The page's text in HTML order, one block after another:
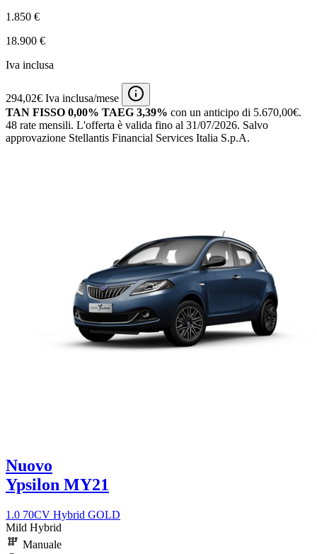
1.850 €
18.900 €
Iva inclusa
294,02€ Iva inclusa/mese
TAN FISSO 0,00% TAEG 3,39% con un anticipo di 5.670,00€.
48 rate mensili. L'offerta è valida fino al 31/07/2026. Salvo
approvazione Stellantis Financial Services Italia S.p.A.
Nuovo
Ypsilon MY21
1.0 70CV Hybrid GOLD
Mild Hybrid
Manuale